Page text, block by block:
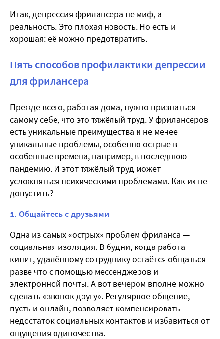
Итак, депрессия фрилансера не миф, а
реальность. Это плохая новость. Но есть и
хорошая: её можно предотвратить.
Пять способов профилактики депрессии
для фрилансера
Прежде всего, работая дома, нужно признаться
самому себе, что это тяжёлый труд. У фрилансеров
есть уникальные преимущества и не менее
уникальные проблемы, особенно острые в
особенные времена, например, в последнюю
пандемию. И этот тяжёлый труд может
усложняться психическими проблемами. Как их не
допустить?
1. Общайтесь с друзьями
Одна из самых «острых» проблем фриланса —
социальная изоляция. В будни, когда работа
кипит, удалённому сотруднику остаётся общаться
разве что с помощью мессенджеров и
электронной почты. А вот вечером вполне можно
сделать «звонок другу». Регулярное общение,
пусть и онлайн, позволяет компенсировать
недостаток социальных контактов и избавиться от
ощущения одиночества.